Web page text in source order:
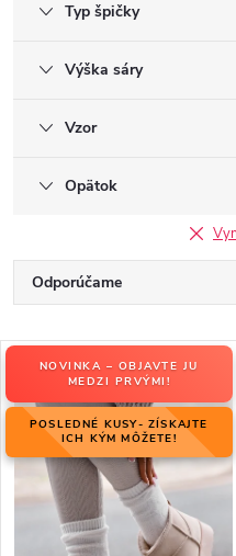
Typ špičky
Výška sáry
Vzor
Opätok
a
d
e
Odporúčame
Najdrahšie
Najpredávanejšie
Abecedne
V
p
s
p
NOVINKA – OBJAVTE JU
MEDZI PRVÝMI!
POSLEDNÉ KUSY- ZÍSKAJTE
ICH KÝM MÔŽETE!